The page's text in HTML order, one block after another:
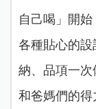
自己喝」開始
各種貼心的
納、品項一
和爸媽們的得